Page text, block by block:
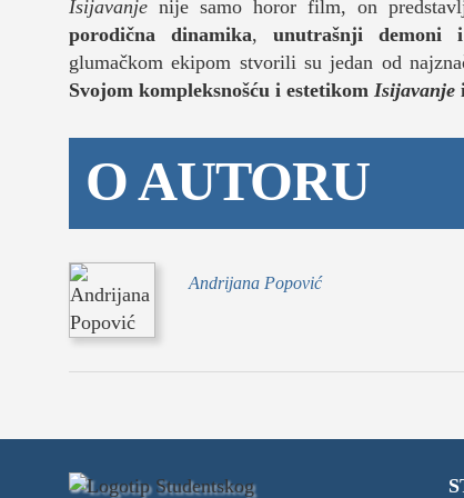
Isijavanje nije samo horor film, on
porodična dinamika, unutrašnji demoni
glumačkom ekipom stvorili su jedan od
Svojom kompleksnošću i estetikom Isijavanje
O AUTORU
Andrijana Popović